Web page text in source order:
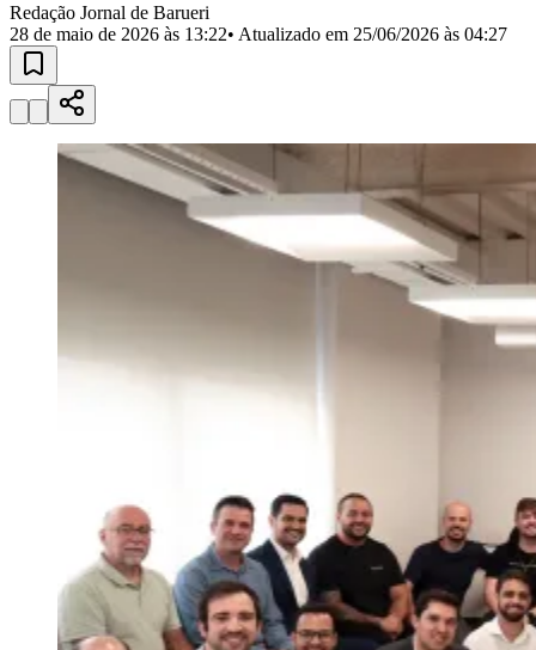
VistaCalifórniaCarapicuíba
RegiãoCotiaCruz Preta Engenho NovoFazenda
Militar
Califórnia
Esperança
JulioJardim Líbano
MutingaJardim ParaísoJardim PaulistaJardim ReginaliceJardim São
Jardim São PedroJardim São Silvestre
Jardim Tupanci MutingaNova Aldeinha OsascoParque dos
Parque Imperial Parque Santa Luzia Parque Viana
Recanto Phrynéa
Vale do SolVila BarrosVila Boa Vista
Vila Nossa Sra. da
Anuncie no Portal
Guia de Empresas
Segurança Regional
Hospitais Estaduais
Parques & Represas
Cidades da Região
Santana de Parnaíba
OsascoCarapicuíbaJandiraItapeviCotiaPirapora
do Bom Jesus AraçariguamaCajamarCaieiras
Franco da
Redação Jornal de Barueri
28 de maio de 2026 às 13:22• Atualizado em 25/06/2026 às 04:27